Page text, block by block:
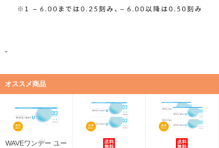
"
オススメ商品
WAVEワンデー ユー